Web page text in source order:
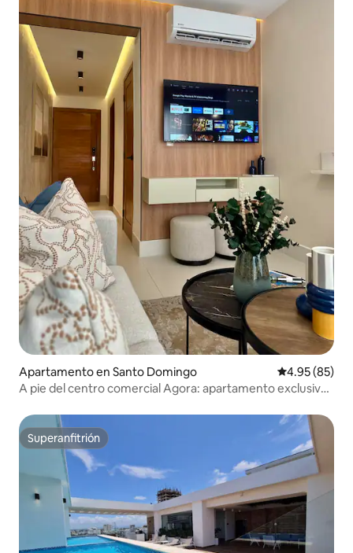
Apartamento en Santo Domingo Calificación
4.95 (85)
A pie del centro comercial Agora: apartamento exclusivo
Superanfitrión
Superanfitrión